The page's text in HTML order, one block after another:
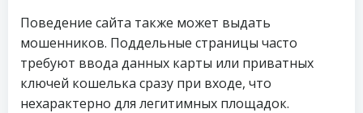
Поведение сайта также может выдать
мошенников. Поддельные страницы часто
требуют ввода данных карты или приватных
ключей кошелька сразу при входе, что
нехарактерно для легитимных площадок.